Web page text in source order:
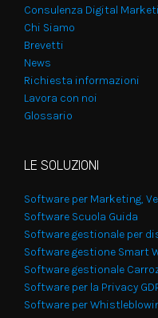
Consulenza Digital
Chi Siamo
Brevetti
News
Richiesta informazioni
Lavora con noi
Glossario
LE SOLUZIONI
Software per Marketing,
Software Scuola Guida
Software gestionale per
Software gestione Smart
Software gestionale
Software per la Privacy
Software per